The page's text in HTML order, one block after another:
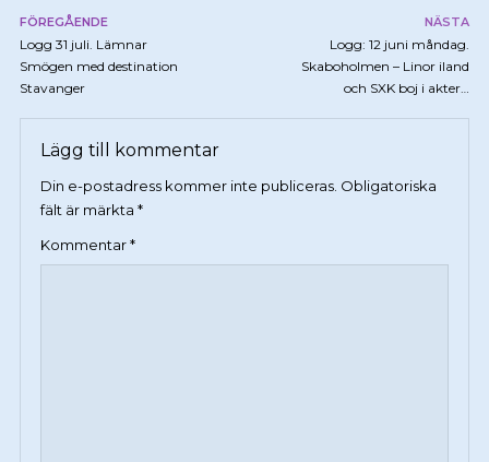
FÖREGÅENDE
Logg 31 juli. Lämnar
Smögen med destination
Stavanger
NÄSTA
Logg: 12 juni måndag.
Skaboholmen – Linor iland
och SXK boj i akter…
Lägg till kommentar
Din e-postadress kommer inte publiceras. Obligatoriska
fält är märkta *
Kommentar*